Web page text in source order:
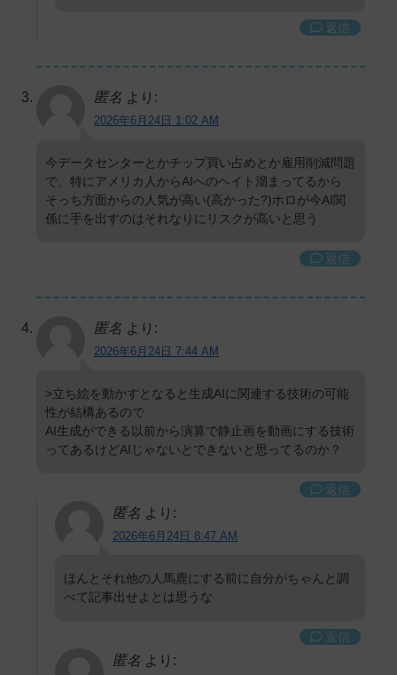
返信
匿名 より:
2026年6月24日 1:02 AM
今データセンターとかチップ買い占めとか雇用削減問題
で、特にアメリカ人からAIへのヘイト溜まってるから
そっち方面からの人気が高い(高かった?)ホロが今AI関
係に手を出すのはそれなりにリスクが高いと思う
返信
匿名 より:
2026年6月24日 7:44 AM
>立ち絵を動かすとなると生成AIに関連する技術の可能
性が結構あるので
AI生成ができる以前から演算で静止画を動画にする技術
ってあるけどAIじゃないとできないと思ってるのか？
返信
匿名 より:
2026年6月24日 8:47 AM
ほんとそれ他の人馬鹿にする前に自分がちゃんと調
べて記事出せよとは思うな
返信
匿名 より: